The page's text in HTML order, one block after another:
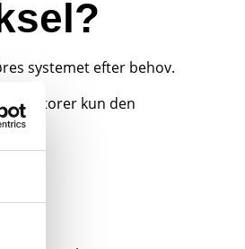
systemet efter behov.
kun den